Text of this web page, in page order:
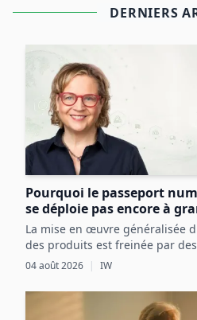
DERNIERS
Pourquoi le passeport
se déploie pas encore à
La mise en œuvre généralisée
des produits est freinée par
réglementaires, des défis
l’économie circulaire.
04 août 2026 | IW